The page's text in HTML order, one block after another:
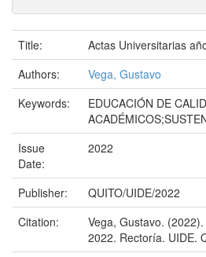
Title:
Actas Universitarias
Authors:
Vega, Gustavo
Keywords:
EDUCACIÓN DE
Issue
Date:
2022
Publisher:
QUITO/UIDE/2022
Citation:
Vega, Gustavo.
2022. Rectoría. UIDE.